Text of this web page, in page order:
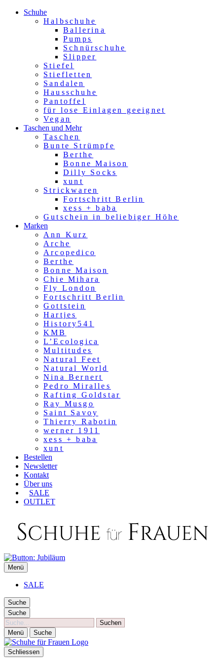
Schuhe
Halbschuhe
Ballerina
Pumps
Schnürschuhe
Slipper
Stiefel
Stiefletten
Sandalen
Hausschuhe
Pantoffel
für lose Einlagen geeignet
Vegan
Taschen und Mehr
Taschen
Bunte Strümpfe
Berthe
Bonne Maison
Dilly Socks
xunt
Strickwaren
Fortschritt Berlin
xess + baba
Gutschein in beliebiger Höhe
Marken
Ann Kurz
Arche
Arcopedico
Berthe
Bonne Maison
Chie Mihara
Fly London
Fortschritt Berlin
Gottstein
Hartjes
History541
KMB
L’Ecologica
Multitudes
Natural Feet
Natural World
Nina Bernert
Pedro Miralles
Rafting Goldstar
Ray Musgo
Saint Savoy
Thierry Rabotin
werner 1911
xess + baba
xunt
Bestellen
Newsletter
Kontakt
Über uns
SALE
OUTLET
SCHUHE FÜR FRAUEN
Die besten Schuhe für Frauen
Menü
SALE
Suche
Suche
Suche
Menü Suche
Schliessen